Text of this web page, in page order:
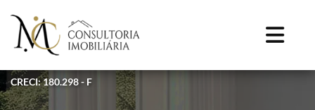
CRECI: 180.298 - F